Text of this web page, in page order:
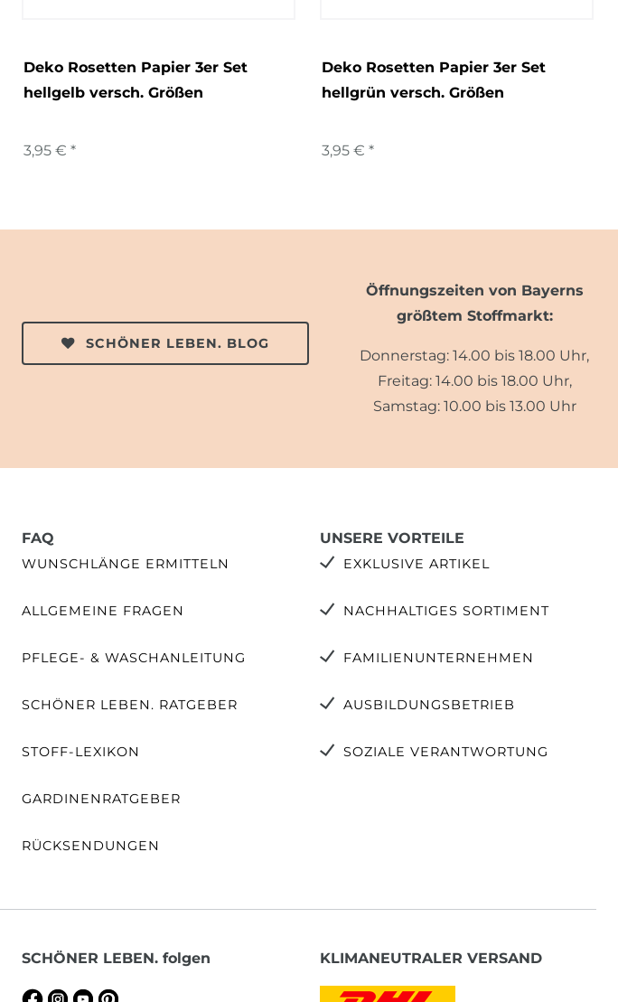
Deko Rosetten Papier 3er Set
hellgelb versch. Größen
3,95 € *
Deko Rosetten Papier 3er Set
hellgrün versch. Größen
3,95 € *
SCHÖNER LEBEN. BLOG
Öffnungszeiten von Bayerns
größtem Stoffmarkt:
Donnerstag: 14.00 bis 18.00 Uhr,
Freitag: 14.00 bis 18.00 Uhr,
Samstag: 10.00 bis 13.00 Uhr
FAQ
WUNSCHLÄNGE ERMITTELN
ALLGEMEINE FRAGEN
PFLEGE- & WASCHANLEITUNG
SCHÖNER LEBEN. RATGEBER
STOFF-LEXIKON
GARDINENRATGEBER
RÜCKSENDUNGEN
UNSERE VORTEILE
EXKLUSIVE ARTIKEL
NACHHALTIGES SORTIMENT
FAMILIENUNTERNEHMEN
AUSBILDUNGSBETRIEB
SOZIALE VERANTWORTUNG
SCHÖNER LEBEN. folgen KLIMANEUTRALER VERSAND